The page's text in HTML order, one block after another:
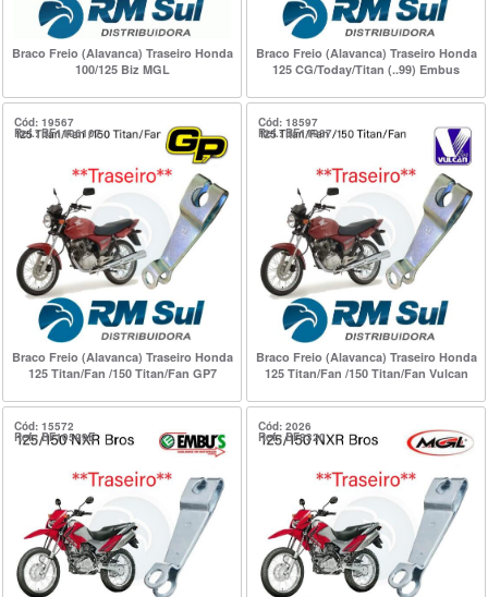
Braco Freio (Alavanca) Traseiro Honda
100/125 Biz MGL
Braco Freio (Alavanca) Traseiro Honda
125 CG/Today/Titan (..99) Embus
Cód: 19567
Ref.: BF1106107
Braco Freio (Alavanca) Traseiro Honda
125 Titan/Fan /150 Titan/Fan GP7
Cód: 18597
Ref.: BF11937
Braco Freio (Alavanca) Traseiro Honda
125 Titan/Fan /150 Titan/Fan Vulcan
Cód: 15572
Ref.: BF10599E
Cód: 2026
Ref.: BF8320